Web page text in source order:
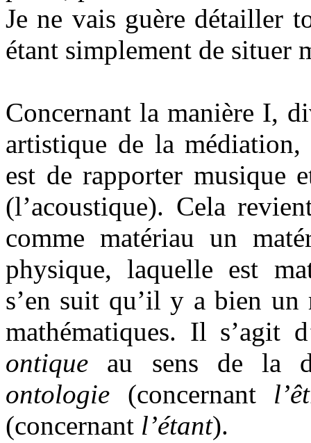
Je ne vais guère détailler
étant simplement de situer
Concernant la manière I,
artistique de la
est de rapporter musique
(l’acoustique). Cela
comme matériau un
physique, laquelle est
s’en suit qu’il y a bien
mathématiques. Il s’agit
ontique au sens de la
ontologie (concernant
(concernant l’étant).